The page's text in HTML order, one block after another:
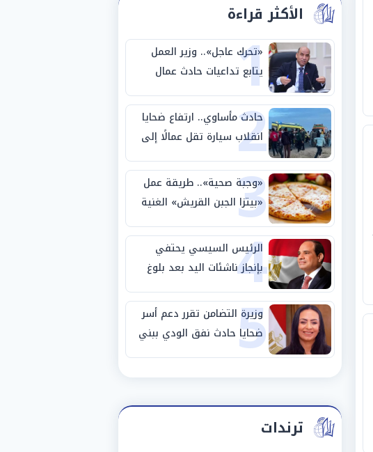
الأكثر قراءة
1
«تحرك عاجل».. وزير العمل
يتابع تداعيات حادث عمال
طريق بني سويف الصحراوي
2
حادث مأساوي.. ارتفاع ضحايا
انقلاب سيارة تقل عمالًا إلى
14 شخصًا
3
«وجبة صحية».. طريقة عمل
«بيتزا الجبن القريش» الغنية
بالبروتين
4
الرئيس السيسي يحتفي
بإنجاز ناشئات اليد بعد بلوغ
نصف نهائي كأس العالم
5
وزيرة التضامن تقرر دعم أسر
ضحايا حادث نفق الودي ببني
سويف
ترندات